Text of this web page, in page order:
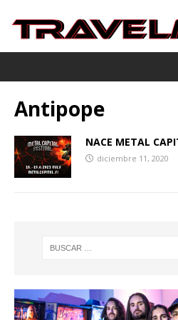
Antipope
NACE METAL
diciembre 11, 2020